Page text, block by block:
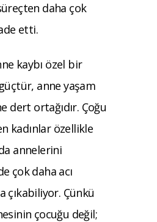
daha çok
etti.
kaybı özel bir
anne yaşam
dert ortağıdır. Çoğu
kadınlar özellikle
annelerini
çok daha acı
çıkabiliyor. Çünkü
çocuğu değil;